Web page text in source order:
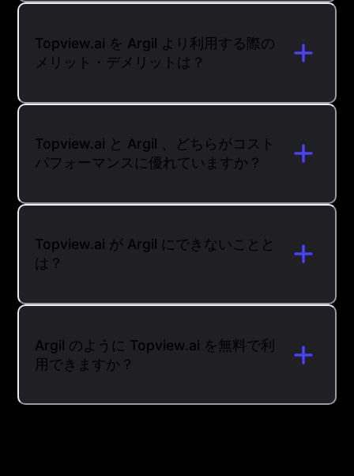
Topview.ai を Argil より利用する際の
メリット・デメリットは？
Topview.ai と Argil 、どちらがコスト
パフォーマンスに優れていますか？
Topview.ai が Argil にできないことと
は？
Argil のように Topview.ai を無料で利
用できますか？